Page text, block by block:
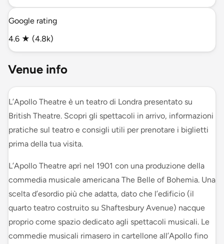
Google rating
4.6 ★ (4.8k)
Venue info
L’Apollo Theatre è un teatro di Londra presentato su
British Theatre. Scopri gli spettacoli in arrivo, informazioni
pratiche sul teatro e consigli utili per prenotare i biglietti
prima della tua visita.
L’Apollo Theatre aprì nel 1901 con una produzione della
commedia musicale americana The Belle of Bohemia. Una
scelta d’esordio più che adatta, dato che l’edificio (il
quarto teatro costruito su Shaftesbury Avenue) nacque
proprio come spazio dedicato agli spettacoli musicali. Le
commedie musicali rimasero in cartellone all’Apollo fino